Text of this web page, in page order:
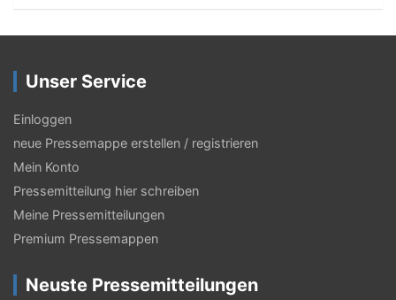
r
g
s
-
N
a
v
g
Unser Service
Einloggen
neue Pressemappe erstellen / registrieren
Mein Konto
Pressemitteilung hier schreiben
Meine Pressemitteilungen
Premium Pressemappen
Neuste Pressemitteilungen